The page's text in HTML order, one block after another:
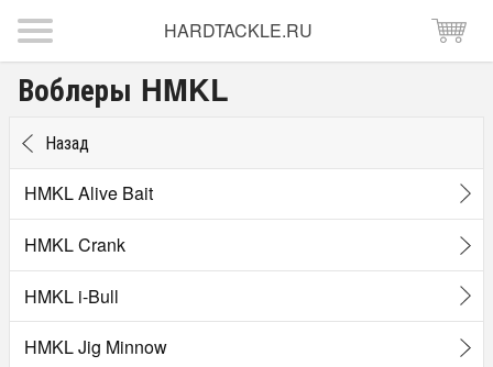
HARDTACKLE.RU
Воблеры HMKL
Назад
HMKL Alive Bait
HMKL Crank
HMKL i-Bull
HMKL Jig Minnow